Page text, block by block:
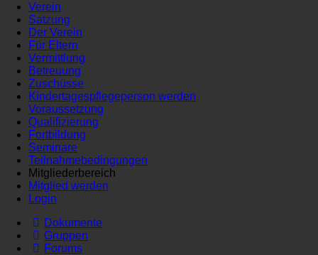
Verein
Satzung
Der Verein
Für Eltern
Vermittlung
Betreuung
Zuschüsse
Kindertagespflegeperson werden
Voraussetzung
Qualifizierung
Fortbildung
Seminare
Teilnahmebedingungen
Mitgliederbereich
Mitglied werden
Login
Dokumente
Gruppen
Forums